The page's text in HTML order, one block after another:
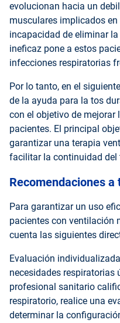
evolucionan hacia un
musculares implicados
incapacidad de eliminar
ineficaz pone a estos
infecciones respiratorias
Por lo tanto, en el
de la ayuda para la tos
con el objetivo de mejorar
pacientes. El principal
garantizar una terapia
facilitar la continuidad del
Recomendaciones a
Para garantizar un uso
pacientes con ventilación
cuenta las siguientes
Evaluación
necesidades respiratorias
profesional sanitario
respiratorio, realice una
determinar la